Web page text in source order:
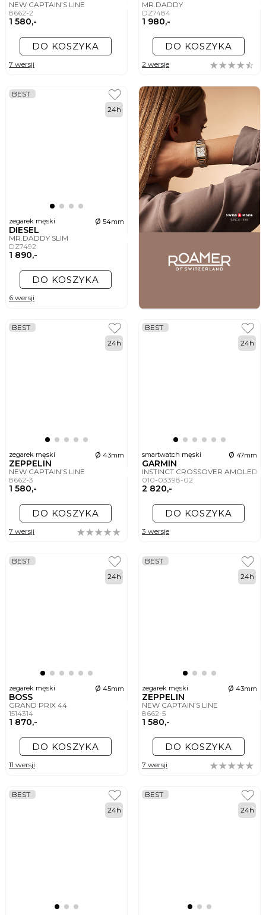
NEW CAPTAIN’S LINE
8662-2
1 580,-
DO KOSZYKA
7 wersji
MR.DADDY
DZ7484
1 980,-
DO KOSZYKA
2 wersje
zegarek męski ø 54mm
DIESEL
MR.DADDY SLIM
DZ7492
1 890,-
BEST
24h
DO KOSZYKA
6 wersji
zegarek męski ø 43mm
ZEPPELIN
NEW CAPTAIN’S LINE
8662-3
1 580,-
BEST
24h
DO KOSZYKA
7 wersji
smartwatch męski ø 47mm
GARMIN
INSTINCT CROSSOVER AMOLED
010-03398-02
2 820,-
BEST
24h
DO KOSZYKA
3 wersje
zegarek męski ø 45mm
BOSS
GRAND PRIX 44
1514314
1 870,-
BEST
24h
DO KOSZYKA
11 wersji
zegarek męski ø 43mm
ZEPPELIN
NEW CAPTAIN’S LINE
8662-5
1 580,-
BEST
24h
DO KOSZYKA
7 wersji
BEST
24h
BEST
24h